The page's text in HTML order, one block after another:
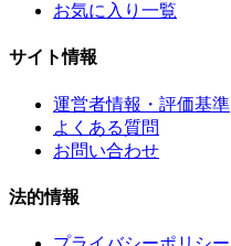
お気に入り一覧
サイト情報
運営者情報・評価基準
よくある質問
お問い合わせ
法的情報